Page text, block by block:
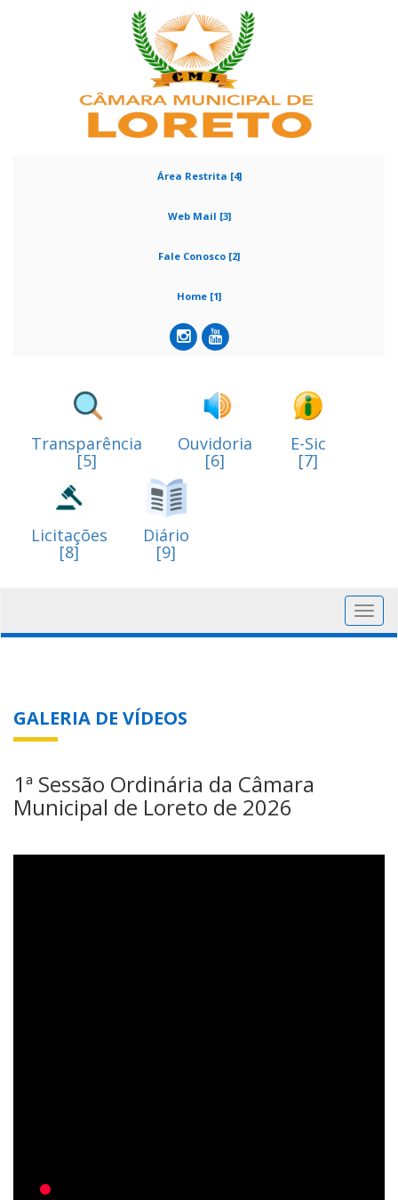
Área Restrita [4]
Web Mail [3]
Fale Conosco [2]
Home [1]
Transparência
[5]
Ouvidoria
[6]
E-Sic
[7]
Licitações
[8]
Diário
[9]
GALERIA DE VÍDEOS
1ª Sessão Ordinária da Câmara
Municipal de Loreto de 2026